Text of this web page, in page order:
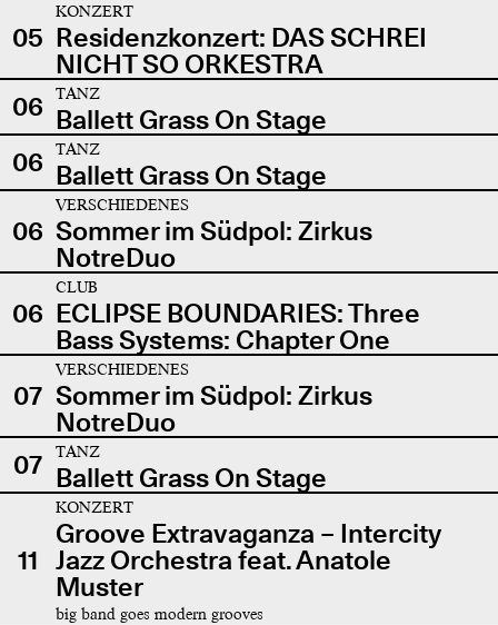
05
KONZERT
Residenzkonzert: DAS SCHREI
NICHT SO ORKESTRA
06
TANZ
Ballett Grass On Stage
06
TANZ
Ballett Grass On Stage
06
VERSCHIEDENES
Sommer im Südpol: Zirkus
NotreDuo
06
CLUB
ECLIPSE BOUNDARIES: Three
Bass Systems: Chapter One
07
VERSCHIEDENES
Sommer im Südpol: Zirkus
NotreDuo
07
TANZ
Ballett Grass On Stage
11
KONZERT
Groove Extravaganza – Intercity
Jazz Orchestra feat. Anatole
Muster
big band goes modern grooves